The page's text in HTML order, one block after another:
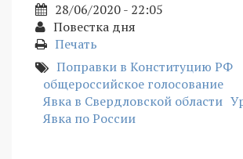
28/06/2020 - 22:05
Повестка дня
Печать
Поправки в Конституцию РФ
общероссийское голосование
Явка в Свердловской области
Явка по России